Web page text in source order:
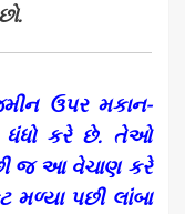
ઉપર મકાન-
ધંધો કરે છે. તેઓ
જ આ વેચાણ કરે
મળ્યા પછી લાંબા